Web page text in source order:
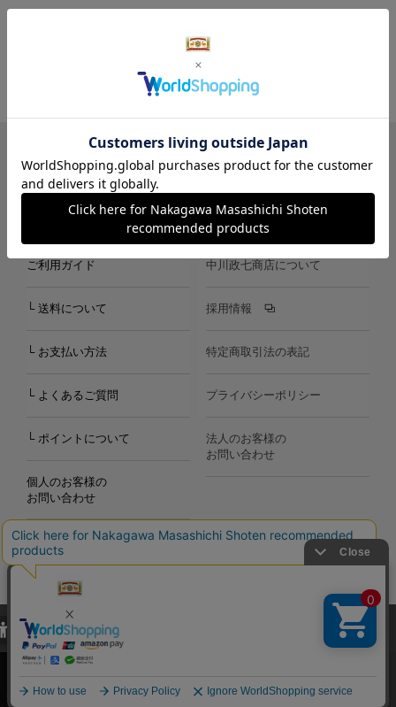
LINE Instagram X Facebook メールマガジン
ご利用ガイド
└ 送料について
└ お支払い方法
└ よくあるご質問
└ ポイントについて
個人のお客様の
お問い合わせ
中川政七商店について
採用情報
特定商取引法の表記
プライバシーポリシー
法人のお客様の
お問い合わせ
Copyright©2000-2026
Nakagawa Masashichi Shoten All Rights Reserved.
当サイトでは、当サイト内における閲覧履歴・属性情報などの取得およ
び利便性向上のためにクッキー（Cookie）を使用いたします。詳細に
関しては「プライバシーポリシー
承諾する